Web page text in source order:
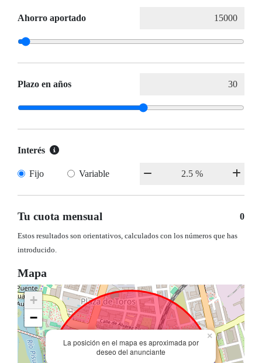
Ahorro aportado
Plazo en años
Interés
Fijo Variable
Tu cuota mensual 0
Estos resultados son orientativos, calculados con los números que has
introducido.
Mapa
La posición en el mapa es aproximada por
deseo del anunciante
×
+
−